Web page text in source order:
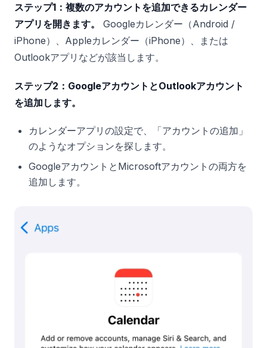
ステップ1：複数のアカウントを追加できるカレンダー
アプリを開きます。
Googleカレンダー（Android /
iPhone）、Appleカレンダー（iPhone）、または
Outlookアプリなどが該当します。
ステップ2：GoogleアカウントとOutlookアカウント
を追加します。
カレンダーアプリの設定で、「アカウントの追加」
のようなオプションを探します。
GoogleアカウントとMicrosoftアカウントの両方を
追加します。